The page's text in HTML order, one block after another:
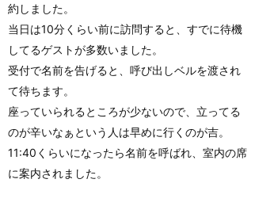
約しました。
当日は10分くらい前に訪問すると、すでに待機
してるゲストが多数いました。
受付で名前を告げると、呼び出しベルを渡され
て待ちます。
座っていられるところが少ないので、立ってる
のが辛いなぁという人は早めに行くのが吉。
11:40くらいになったら名前を呼ばれ、室内の席
に案内されました。